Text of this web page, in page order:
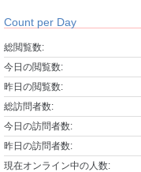
Count per Day
総閲覧数:
今日の閲覧数:
昨日の閲覧数:
総訪問者数:
今日の訪問者数:
昨日の訪問者数:
現在オンライン中の人数: